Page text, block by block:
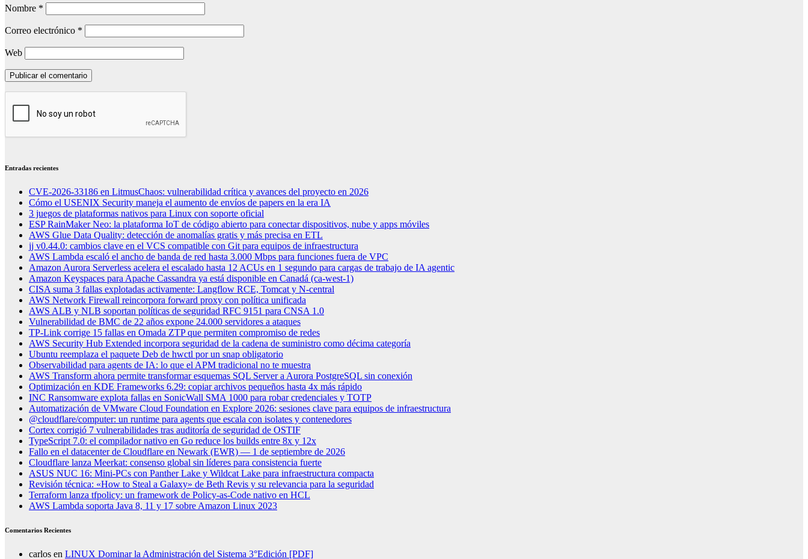
Nombre *
Correo electrónico *
Web
Entradas recientes
CVE-2026-33186 en LitmusChaos: vulnerabilidad crítica y avances del proyecto en 2026
Cómo el USENIX Security maneja el aumento de envíos de papers en la era IA
3 juegos de plataformas nativos para Linux con soporte oficial
ESP RainMaker Neo: la plataforma IoT de código abierto para conectar dispositivos, nube y apps móviles
AWS Glue Data Quality: detección de anomalías gratis y más precisa en ETL
jj v0.44.0: cambios clave en el VCS compatible con Git para equipos de infraestructura
AWS Lambda escaló el ancho de banda de red hasta 3.000 Mbps para funciones fuera de VPC
Amazon Aurora Serverless acelera el escalado hasta 12 ACUs en 1 segundo para cargas de trabajo de IA agentic
Amazon Keyspaces para Apache Cassandra ya está disponible en Canadá (ca-west-1)
CISA suma 3 fallas explotadas activamente: Langflow RCE, Tomcat y N-central
AWS Network Firewall reincorpora forward proxy con política unificada
AWS ALB y NLB soportan políticas de seguridad RFC 9151 para CNSA 1.0
Vulnerabilidad de BMC de 22 años expone 24.000 servidores a ataques
TP-Link corrige 15 fallas en Omada ZTP que permiten compromiso de redes
AWS Security Hub Extended incorpora seguridad de la cadena de suministro como décima categoría
Ubuntu reemplaza el paquete Deb de hwctl por un snap obligatorio
Observabilidad para agents de IA: lo que el APM tradicional no te muestra
AWS Transform ahora permite transformar esquemas SQL Server a Aurora PostgreSQL sin conexión
Optimización en KDE Frameworks 6.29: copiar archivos pequeños hasta 4x más rápido
INC Ransomware explota fallas en SonicWall SMA 1000 para robar credenciales y TOTP
Automatización de VMware Cloud Foundation en Explore 2026: sesiones clave para equipos de infraestructura
@cloudflare/computer: un runtime para agents que escala con isolates y contenedores
Cortex corrigió 7 vulnerabilidades tras auditoría de seguridad de OSTIF
TypeScript 7.0: el compilador nativo en Go reduce los builds entre 8x y 12x
Fallo en el datacenter de Cloudflare en Newark (EWR) — 1 de septiembre de 2026
Cloudflare lanza Meerkat: consenso global sin líderes para consistencia fuerte
ASUS NUC 16: Mini-PCs con Panther Lake y Wildcat Lake para infraestructura compacta
Revisión técnica: «How to Steal a Galaxy» de Beth Revis y su relevancia para la seguridad
Terraform lanza tfpolicy: un framework de Policy-as-Code nativo en HCL
AWS Lambda soporta Java 8, 11 y 17 sobre Amazon Linux 2023
Comentarios Recientes
carlos en LINUX Dominar la Administración del Sistema 3°Edición [PDF]